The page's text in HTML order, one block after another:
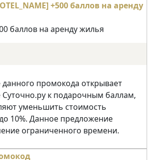
баллов на аренду жилья
промокода открывает
Суточно.ру к подарочным баллам,
уменьшить стоимость
10%. Данное предложение
ограниченного времени.